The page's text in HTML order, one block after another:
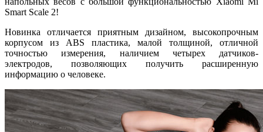
Smart Scale 2!
Новинка отличается приятным дизайном, высокопрочным
корпусом из ABS пластика, малой толщиной, отличной
точностью измерения, наличием четырех датчиков-
электродов, позволяющих получить расширенную
информацию о человеке.